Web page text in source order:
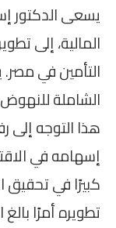
يسعى الدكتور
المالية، إلى
التأمين في
الشاملة
هذا التوجه إلى
إسهامه في
كبيرًا في تحقيق
تطويره أمرًا